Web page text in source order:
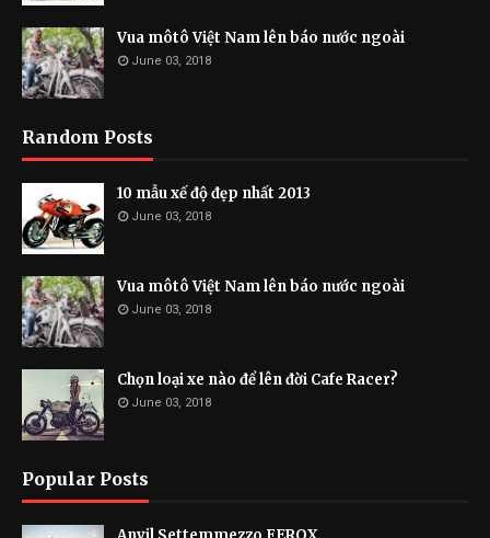
Vua môtô Việt Nam lên báo nước ngoài
June 03, 2018
Random Posts
10 mẫu xế độ đẹp nhất 2013
June 03, 2018
Vua môtô Việt Nam lên báo nước ngoài
June 03, 2018
Chọn loại xe nào để lên đời Cafe Racer?
June 03, 2018
Popular Posts